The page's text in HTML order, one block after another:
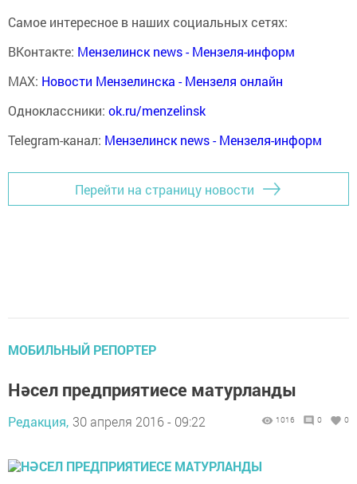
Самое интересное в наших социальных сетях:
ВКонтакте: Мензелинск news - Мензеля-информ
MAX: Новости Мензелинска - Мензеля онлайн
Одноклассники: ok.ru/menzelinsk
Telegram-канал: Мензелинск news - Мензеля-информ
Перейти на страницу новости
МОБИЛЬНЫЙ РЕПОРТЕР
Нәсел предприятиесе матурланды
Редакция, 30 апреля 2016 - 09:22 1016 0 0